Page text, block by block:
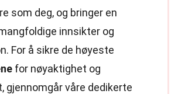
som deg, og bringer en
innsikter og
For å sikre de høyeste
for nøyaktighet og
gjennomgår våre dedikerte